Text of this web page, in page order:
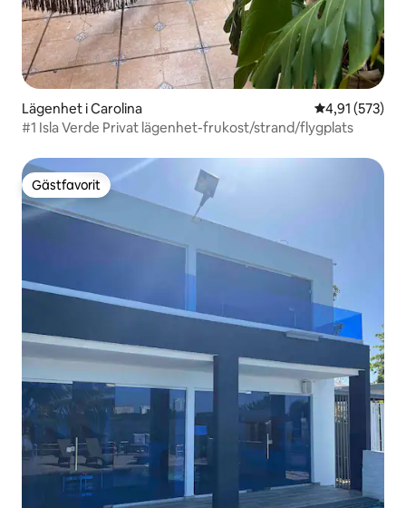
Lägenhet i Carolina 4,91 av 5 i
4,91 (573)
#1 Isla Verde Privat lägenhet-frukost/strand/flygplats
Gästfavorit
Gästfavorit